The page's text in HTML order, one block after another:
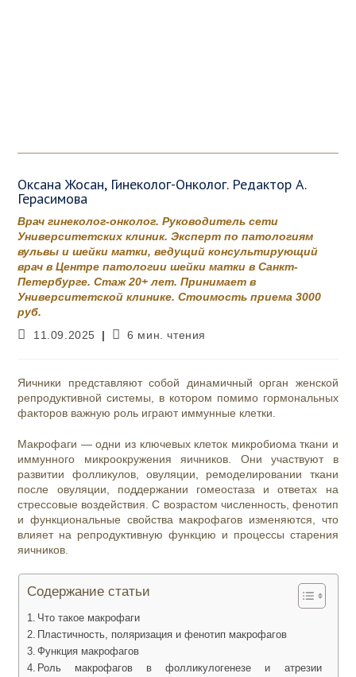
Оксана Жосан, Гинеколог-Онколог. Редактор А.
Герасимова
Врач гинеколог-онколог. Руководитель сети
Университетских клиник. Эксперт по патологиям
вульвы и шейки матки, ведущий консультирующий
врач в Центре патологии шейки матки в Санкт-
Петербурге. Стаж 20+ лет. Принимает в
Университетской клинике. Стоимость приема 3000
руб.
Запись
11.09.2025
Время
6 мин. чтения
Яичники представляют собой динамичный орган женской
репродуктивной системы, в котором помимо гормональных
факторов важную роль играют иммунные клетки.
Макрофаги — одни из ключевых клеток микробиома ткани и
иммунного микроокружения яичников. Они участвуют в
развитии фолликулов, овуляции, ремоделировании ткани
после овуляции, поддержании гомеостаза и ответах на
стрессовые воздействия. С возрастом численность, фенотип
и функциональные свойства макрофагов изменяются, что
влияет на репродуктивную функцию и процессы старения
яичников.
Содержание статьи
Что такое макрофаги
Пластичность, поляризация и фенотип макрофагов
Функция макрофагов
Роль макрофагов в фолликулогенезе и атрезии